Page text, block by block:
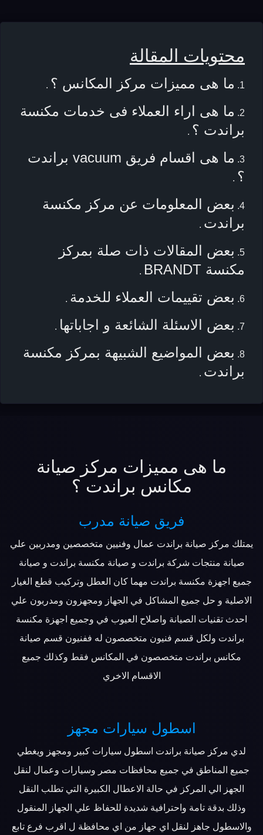
محتويات المقالة
ما هى مميزات مركز المكانس ؟ .
ما هى اراء العملاء فى خدمات مكنسة
براندت ؟ .
ما هى اقسام فريق vacuum براندت
؟ .
بعض المعلومات عن مركز مكنسة
براندت .
بعض المقالات ذات صلة بمركز
مكنسة BRANDT
.
بعض تقييمات العملاء للخدمة .
بعض الاسئلة الشائعة و اجاباتها .
بعض المواضيع الشبيهة بمركز مكنسة
براندت .
ما هى مميزات مركز صيانة
مكانس براندت ؟
فريق صيانة مدرب
يمتلك مركز صيانة براندت عمال وفنيين متخصصين ومدربين علي
صيانة منتجات شركة براندت و صيانة مكنسة براندت و صيانة
جميع اجهزة مكنسة براندت مهما كان العطل وتركيب قطع الغيار
الاصلية و حل جميع المشاكل في الجهاز ومجهزون ومدربون علي
احدث تقنيات الصيانة واصلاح العيوب في وجميع اجهزة مكنسة
براندت ولكل قسم فنيون متخصصون له ففنيون قسم صيانة
مكانس براندت متخصصون في المكانس فقط وكذلك جميع
الاقسام الاخري
اسطول سيارات مجهز
لدي مركز صيانة براندت اسطول سيارات كبير ومجهز ويغطي
جميع المناطق في جميع محافظات مصر وسيارات وعمال لنقل
الجهز الي المركز في حالة الاعطال الكبيرة التي تطلب النقل
وذلك بدقة تامة واحترافية شديدة للحفاظ علي الجهاز المنقول
والاسطول جاهز لنقل اي جهاز من اي محافظة ل اقرب فرع تابع